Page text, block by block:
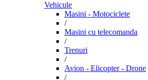
Vehicule
Masini - Motociclete
/
Masini cu telecomanda
/
Trenuri
/
Avion - Elicopter - Drone
/